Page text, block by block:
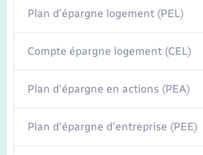
Plan d'épargne logement (PEL)
Compte épargne logement (CEL)
Plan d'épargne en actions (PEA)
Plan d'épargne d'entreprise (PEE)